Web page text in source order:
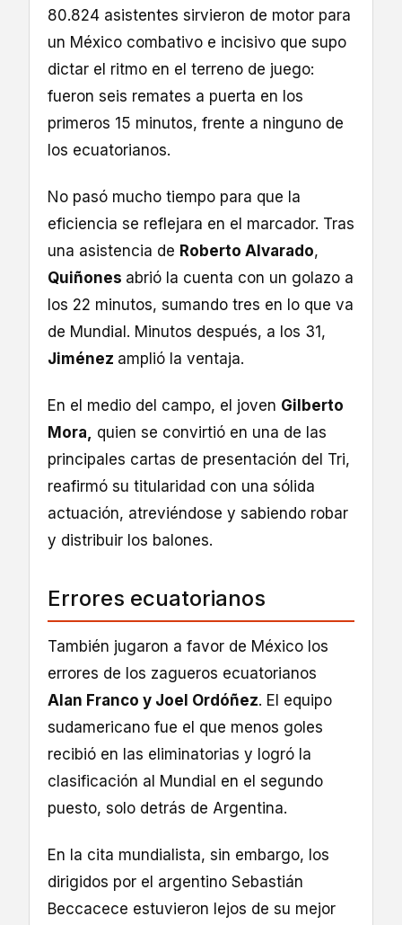
80.824 asistentes sirvieron de motor para
un México combativo e incisivo que supo
dictar el ritmo en el terreno de juego:
fueron seis remates a puerta en los
primeros 15 minutos, frente a ninguno de
los ecuatorianos.
No pasó mucho tiempo para que la
eficiencia se reflejara en el marcador. Tras
una asistencia de Roberto Alvarado,
Quiñones abrió la cuenta con un golazo a
los 22 minutos, sumando tres en lo que va
de Mundial. Minutos después, a los 31,
Jiménez amplió la ventaja.
En el medio del campo, el joven Gilberto
Mora,
quien se convirtió en una de las
principales cartas de presentación del Tri,
reafirmó su titularidad con una sólida
actuación, atreviéndose y sabiendo robar
y distribuir los balones.
Errores ecuatorianos
También jugaron a favor de México los
errores de los zagueros ecuatorianos
Alan Franco y Joel Ordóñez. El equipo
sudamericano fue el que menos goles
recibió en las eliminatorias y logró la
clasificación al Mundial en el segundo
puesto, solo detrás de Argentina.
En la cita mundialista, sin embargo, los
dirigidos por el argentino Sebastián
Beccacece estuvieron lejos de su mejor